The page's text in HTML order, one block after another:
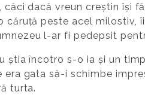
căci dacă vreun creștin își
căruță peste acel milostiv,
l-ar fi pedepsit
știa încotro s-o ia și un
era gata să-i schimbe
turta.